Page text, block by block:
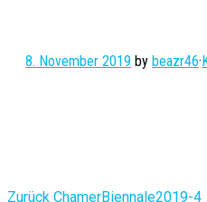
8. November 2019 by beazr46·
Zurück Vorheriger
ChamerBiennale2019-4